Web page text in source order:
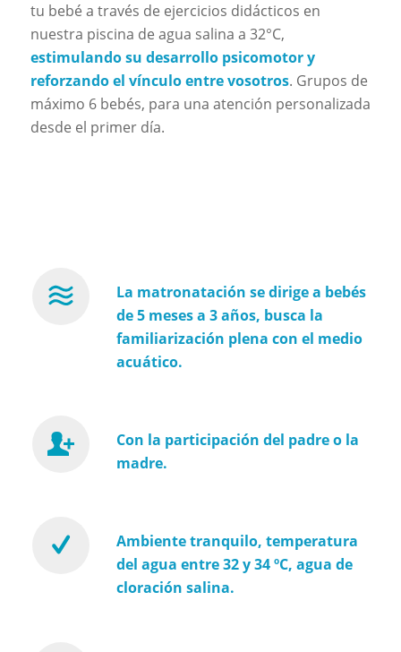
tu bebé a través de ejercicios didácticos en
nuestra piscina de agua salina a 32°C,
estimulando su desarrollo psicomotor y
reforzando el vínculo entre vosotros. Grupos de
máximo 6 bebés, para una atención personalizada
desde el primer día.
La matronatación se dirige a bebés
de 5 meses a 3 años, busca la
familiarización plena con el medio
acuático.
Con la participación del padre o la
madre.
Ambiente tranquilo, temperatura
del agua entre 32 y 34 ºC, agua de
cloración salina.